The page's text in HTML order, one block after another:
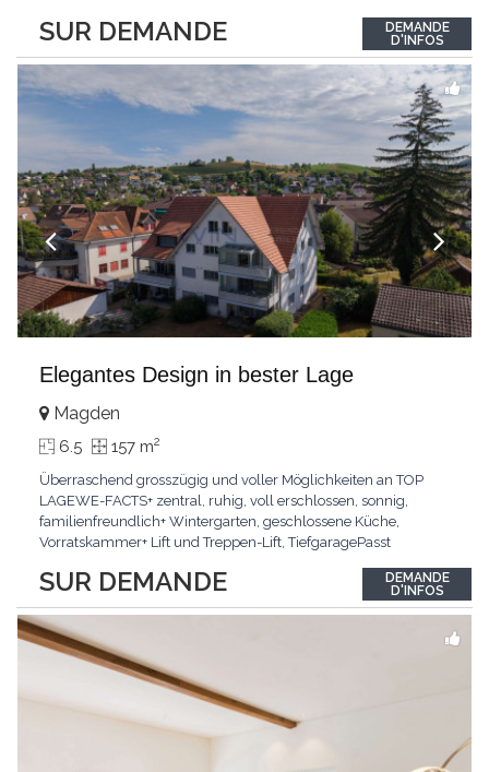
SUR DEMANDE
outdoor spaces bathed in greenery. The bedrooms also have
direct access to the outdoors, offering...
DEMANDE
D'INFOS
Elegantes Design in bester Lage
SUR DEMANDE
Magden
6.5 157 m2
Überraschend grosszügig und voller Möglichkeiten an TOP
LAGEWE-FACTS+ zentral, ruhig, voll erschlossen, sonnig,
familienfreundlich+ Wintergarten, geschlossene Küche,
Vorratskammer+ Lift und Treppen-Lift, TiefgaragePasst
Wintergarten schaffen ein lichtdurchflutetes
Wunder.Interessiert? JETZT anrufen: +41 76 507 21 32
DEMANDE
D'INFOS